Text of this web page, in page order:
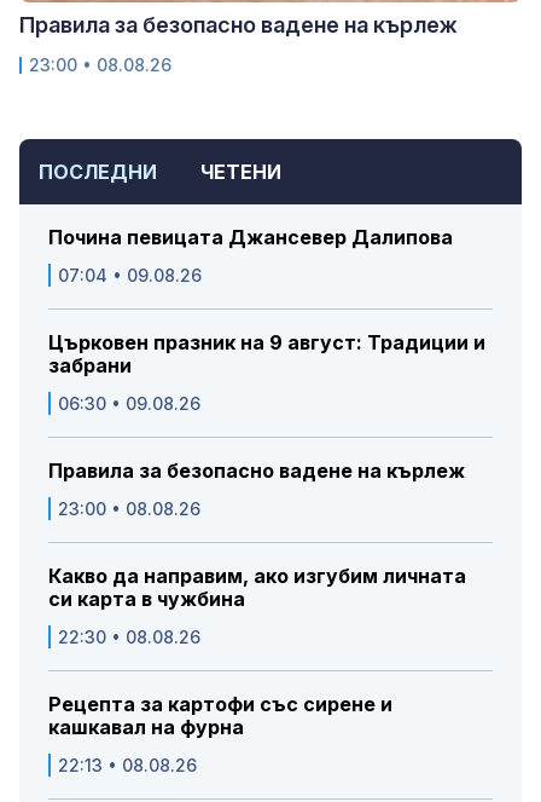
ПОСЛЕДНИ ЧЕТЕНИ
Почина певицата Джансевер Далипова
07:04 • 09.08.26
Църковен празник на 9 август: Традиции и
забрани
06:30 • 09.08.26
Правила за безопасно вадене на кърлеж
23:00 • 08.08.26
Какво да направим, ако изгубим личната
си карта в чужбина
22:30 • 08.08.26
Рецепта за картофи със сирене и
кашкавал на фурна
22:13 • 08.08.26
Правила за безопасно вадене на кърлеж
23:00 • 08.08.26